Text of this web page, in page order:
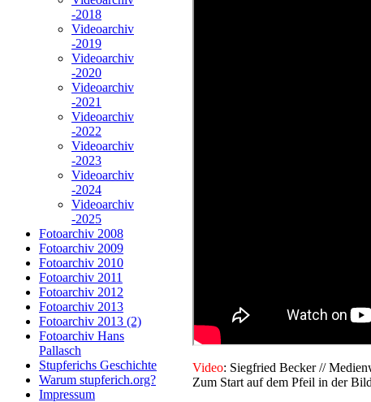
-2018
Videoarchiv
-2019
Videoarchiv
-2020
Videoarchiv
-2021
Videoarchiv
-2022
Videoarchiv
-2023
Videoarchiv
-2024
Videoarchiv
-2025
Fotoarchiv 2008
Fotoarchiv 2009
Fotoarchiv 2010
Fotoarchiv 2011
Fotoarchiv 2012
Fotoarchiv 2013
Fotoarchiv 2013 (2)
Fotoarchiv Hans
Pallasch
Stupferichs Geschichte
Warum stupferich.org?
Impressum
Video: Siegfried Becker //
Zum Start auf dem Pfeil in der